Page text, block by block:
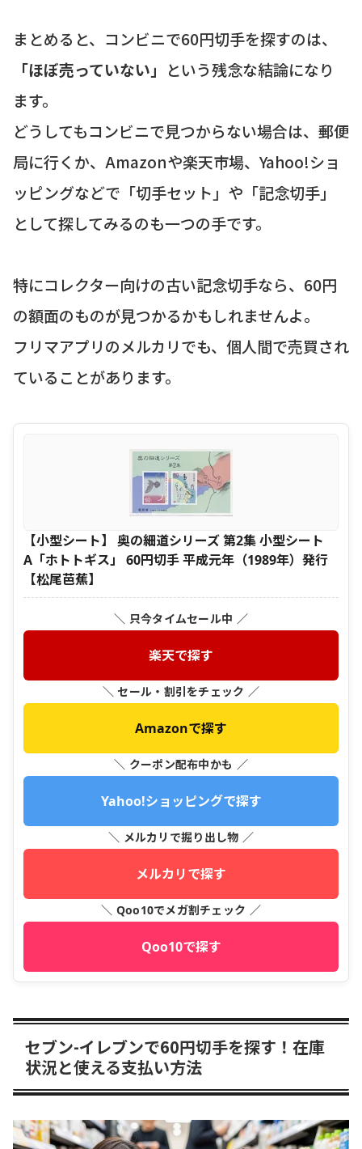
まとめると、コンビニで60円切手を探すのは、
「ほぼ売っていない」 という残念な結論になり
ます。
どうしてもコンビニで見つからない場合は、郵便
局に行くか、Amazonや楽天市場、Yahoo!ショ
ッピングなどで「切手セット」や「記念切手」
として探してみるのも一つの手です。
特にコレクター向けの古い記念切手なら、60円
の額面のものが見つかるかもしれませんよ。
フリマアプリのメルカリでも、個人間で売買され
ていることがあります。
【小型シート】 奥の細道シリーズ 第2集 小型シート
A「ホトトギス」 60円切手 平成元年（1989年）発行
【松尾芭蕉】
＼ 只今タイムセール中 ／
楽天で探す
＼ セール・割引をチェック ／
Amazonで探す
＼ クーポン配布中かも ／
Yahoo!ショッピングで探す
＼ メルカリで掘り出し物 ／
メルカリで探す
＼ Qoo10でメガ割チェック ／
Qoo10で探す
セブン-イレブンで60円切手を探す！在庫
状況と使える支払い方法